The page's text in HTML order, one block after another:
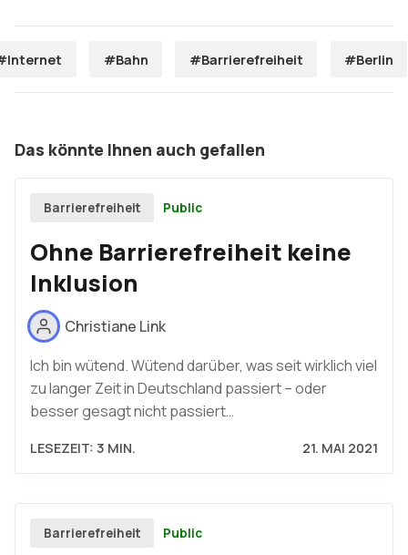
#Bahn #Barrierefreiheit #Berlin
Das könnte Ihnen auch gefallen
Barrierefreiheit Public
Ohne Barrierefreiheit keine
Inklusion
Christiane Link
Ich bin wütend. Wütend darüber, was seit wirklich viel
zu langer Zeit in Deutschland passiert – oder
besser gesagt nicht passiert…
LESEZEIT: 3 MIN. 21. MAI 2021
Barrierefreiheit Public